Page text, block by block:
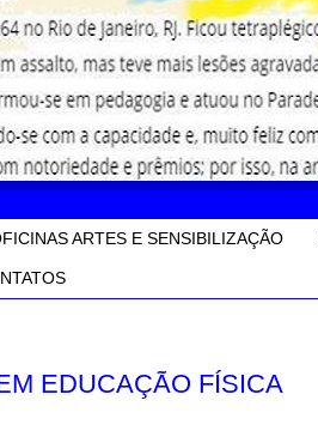
ARTES E SENSIBILIZAÇÃO
EDUCAÇÃO FÍSICA